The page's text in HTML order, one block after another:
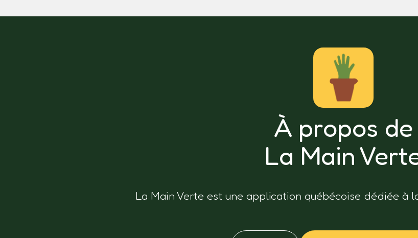
À propos de
La Main
La Main Verte est une application québécoise dédiée à